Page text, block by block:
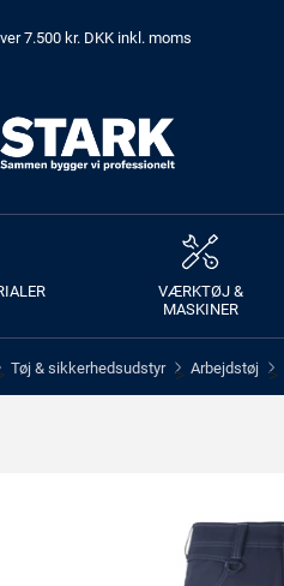
7.500 kr. DKK inkl. moms
VÆRKTØJ &
MASKINER
Tøj & sikkerhedsudstyr > Arbejdstøj >